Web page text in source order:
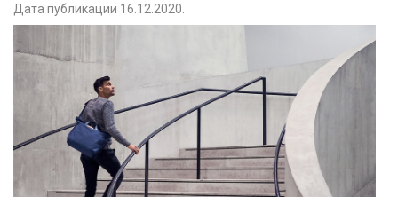
Дата публикации 16.12.2020.